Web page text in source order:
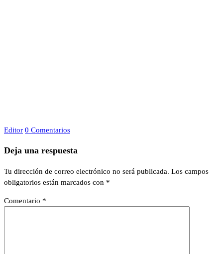
Editor 0 Comentarios
Deja una respuesta
Tu dirección de correo electrónico no será publicada. Los campos
obligatorios están marcados con *
Comentario *